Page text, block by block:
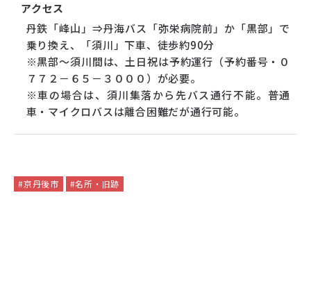
アクセス
丹鉄「峰山」⇒丹海バス「弥栄病院前」か「黒部」で
乗り換え、「須川」下車、徒歩約90分
※黒部～須川間は、土日祝は予約運行（予約番号・０
７７２－６５－３０００）が必要。
※車の場合は、須川集落から先バス通行不能。普通
車・マイクロバスは離合困難だが通行可能。
#京丹後市 #名所・旧跡